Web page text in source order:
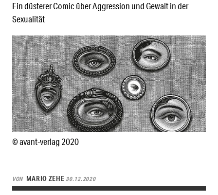
© avant-verlag 2020
Ein düsterer Comic über Aggression und Gewalt in der
Sexualität
VON MARIO ZEHE 30.12.2020